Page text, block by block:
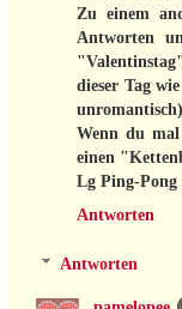
Zu einem
Antworten
dieser Tag
unromantisch)
Wenn du
einen
Lg Ping-Pong
Antworten
Antworten